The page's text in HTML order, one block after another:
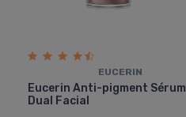
EUCERIN
Eucerin Anti-pigment Sérum
Dual Facial